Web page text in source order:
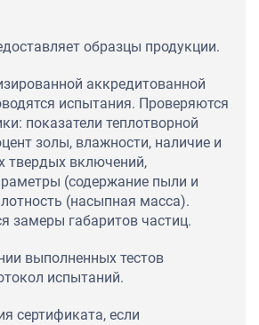
образцы продукции.
аккредитованной
испытания. Проверяются
показатели теплотворной
золы, влажности, наличие и
твердых включений,
(содержание пыли и
(насыпная масса).
замеры габаритов частиц.
выполненных тестов
испытаний.
сертификата, если